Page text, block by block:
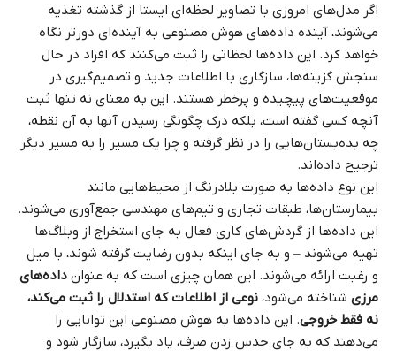
اگر مدل‌های امروزی با تصاویر لحظه‌ای ایستا از گذشته تغذیه
می‌شوند، آینده داده‌های هوش مصنوعی به آینده‌ای دورتر نگاه
خواهد کرد. این داده‌ها لحظاتی را ثبت می‌کنند که افراد در حال
سنجش گزینه‌ها، سازگاری با اطلاعات جدید و تصمیم‌گیری در
موقعیت‌های پیچیده و پرخطر هستند. این به معنای نه تنها ثبت
آنچه کسی گفته است، بلکه درک چگونگی رسیدن آنها به آن نقطه،
چه بده‌بستان‌هایی را در نظر گرفته و چرا یک مسیر را به مسیر دیگر
ترجیح داده‌اند.
این نوع داده‌ها به صورت بلادرنگ از محیط‌هایی مانند
بیمارستان‌ها، طبقات تجاری و تیم‌های مهندسی جمع‌آوری می‌شوند.
این داده‌ها از گردش‌های کاری فعال به جای استخراج از وبلاگ‌ها
تهیه می‌شوند – و به جای اینکه بدون رضایت گرفته شوند، با میل
و رغبت ارائه می‌شوند. این همان چیزی است که به عنوان داده‌های
مرزی شناخته می‌شود، نوعی از اطلاعات که استدلال را ثبت می‌کند،
نه فقط خروجی. این داده‌ها به هوش مصنوعی این توانایی را
می‌دهند که به جای حدس زدن صرف، یاد بگیرد، سازگار شود و